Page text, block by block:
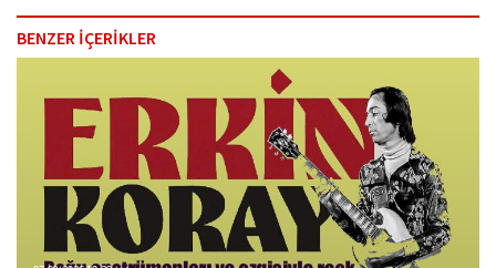
BENZER İÇERİKLER